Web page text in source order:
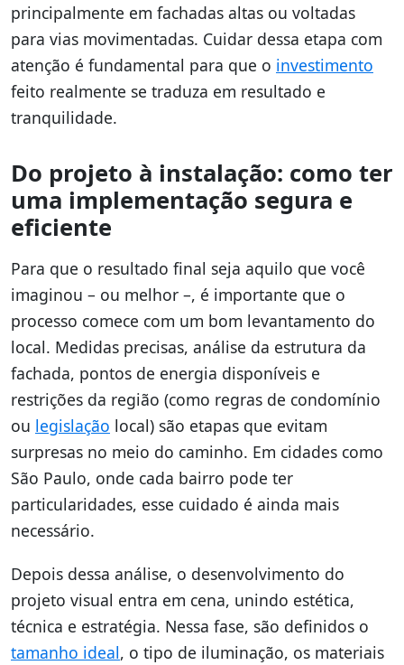
principalmente em fachadas altas ou voltadas
para vias movimentadas. Cuidar dessa etapa com
atenção é fundamental para que o investimento
feito realmente se traduza em resultado e
tranquilidade.
Do projeto à instalação: como ter
uma implementação segura e
eficiente
Para que o resultado final seja aquilo que você
imaginou – ou melhor –, é importante que o
processo comece com um bom levantamento do
local. Medidas precisas, análise da estrutura da
fachada, pontos de energia disponíveis e
restrições da região (como regras de condomínio
ou legislação local) são etapas que evitam
surpresas no meio do caminho. Em cidades como
São Paulo, onde cada bairro pode ter
particularidades, esse cuidado é ainda mais
necessário.
Depois dessa análise, o desenvolvimento do
projeto visual entra em cena, unindo estética,
técnica e estratégia. Nessa fase, são definidos o
tamanho ideal, o tipo de iluminação, os materiais